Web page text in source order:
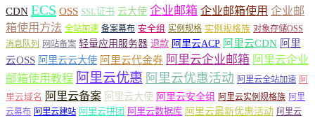
CDN ECS OSS SSL证书 云大使 企业邮箱 企业邮箱使用 企业邮
箱使用方法 全站加速 备案幕布 安全组 实例规格 实例规格族 对象存储OSS
消息队列
网站备案 轻量应用服务器 退款 阿里云ACP 阿里云CDN 阿里
云OSS 阿里云云大使 阿里云代金券 阿里云企业邮箱 阿里云企业
邮箱使用教程 阿里云优惠 阿里云优惠活动 阿里云全站加速 阿
里云域名 阿里云备案 阿里云大使 阿里云安全组 阿里云实例规格族 阿里
云幕布 阿里云建站 阿里云拼团 阿里云数据库 阿里云最新优惠活动 阿里云